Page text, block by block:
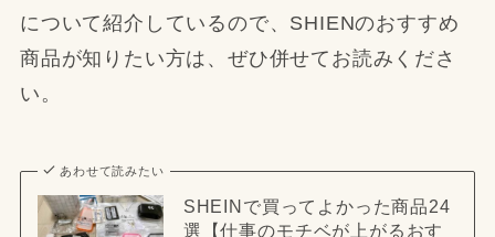
について紹介しているので、SHIENのおすすめ
商品が知りたい方は、ぜひ併せてお読みくださ
い。
あわせて読みたい
SHEINで買ってよかった商品24
選【仕事のモチベが上がるおす